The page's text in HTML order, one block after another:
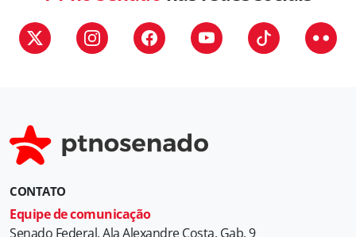
CONTATO
Equipe de comunicação
Senado Federal, Ala Alexandre Costa, Gab. 9